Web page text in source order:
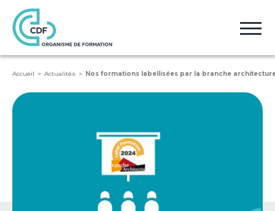
Accueil Actualités Nos formations labellisées par la branche